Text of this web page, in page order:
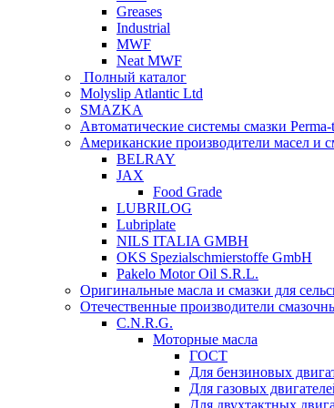
Greases
Industrial
MWF
Neat MWF
Полный каталог
Molyslip Atlantic Ltd
SMAZKA
Автоматические системы смазки Perma-
Американские производители масел и
BELRAY
JAX
Food Grade
LUBRILOG
Lubriplate
NILS ITALIA GMBH
OKS Spezialschmierstoffe GmbH
Pakelo Motor Oil S.R.L.
Оригинальные масла и смазки для
Отечественные производители
C.N.R.G.
Моторные масла
ГОСТ
Для бензиновых
Для газовых
Для двухтактных